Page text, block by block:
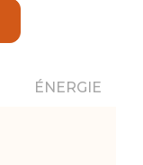
ÉNERGIE